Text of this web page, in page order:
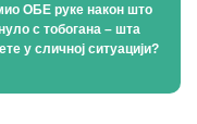
ОБЕ руке након што
с тобогана – шта
у сличној ситуацији?